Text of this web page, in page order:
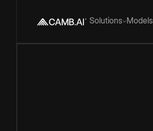
Solutions Models